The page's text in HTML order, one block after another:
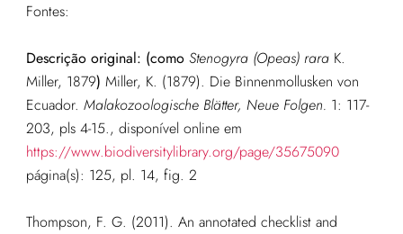
Fontes:
Descrição original: (como Stenogyra (Opeas) raraK.
Miller, 1879) Miller, K. (1879). Die Binnenmollusken von
Ecuador. Malakozoologische Blätter, Neue Folgen. 1: 117-
203, pls 4-15., disponível online em
https://www.biodiversitylibrary.org/page/35675090
página(s): 125, pl. 14, fig. 2
Thompson, F. G. (2011). An annotated checklist and